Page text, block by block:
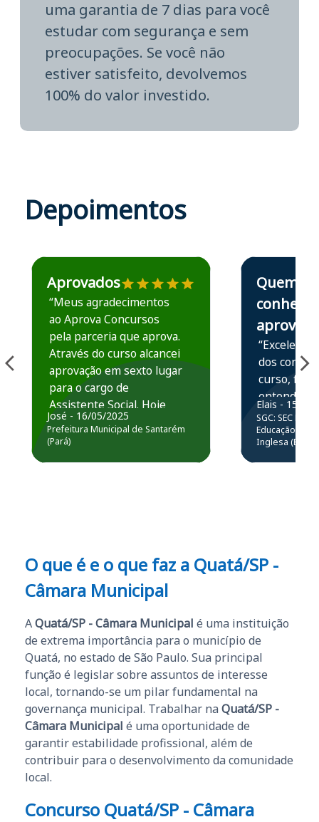
uma garantia de 7 dias para você
estudar com segurança e sem
preocupações. Se você não
estiver satisfeito, devolvemos
100% do valor investido.
Depoimentos
Estudante José recomenda o Aprova Concursos em
Aprovados
“Meus agradecimentos
ao Aprova Concursos
pela parceria que aprova.
Através do curso alcancei
aprovação em sexto lugar
para o cargo de
Assistente Social. Hoje
estou atuando na
Prefeitura de Santarém.
José - 16/05/2025
Prefeitura Municipal de Santarém
(Pará)
Estudante Elais
Quem
conhece,
aprova
“Excelente
dos
curso,
entender e
prática
resolução
questões.”
Elais - 15/07/
SGC: SEC BA
Educação
Inglesa (Edital
O que é e o que faz a Quatá/SP -
Câmara Municipal
AQuatá/SP - Câmara Municipal é uma instituição
de extrema importância para o município de
Quatá, no estado de São Paulo. Sua principal
função é legislar sobre assuntos de interesse
local, tornando-se um pilar fundamental na
governança municipal. Trabalhar na Quatá/SP -
Câmara Municipal é uma oportunidade de
garantir estabilidade profissional, além de
contribuir para o desenvolvimento da comunidade
local.
Concurso Quatá/SP - Câmara